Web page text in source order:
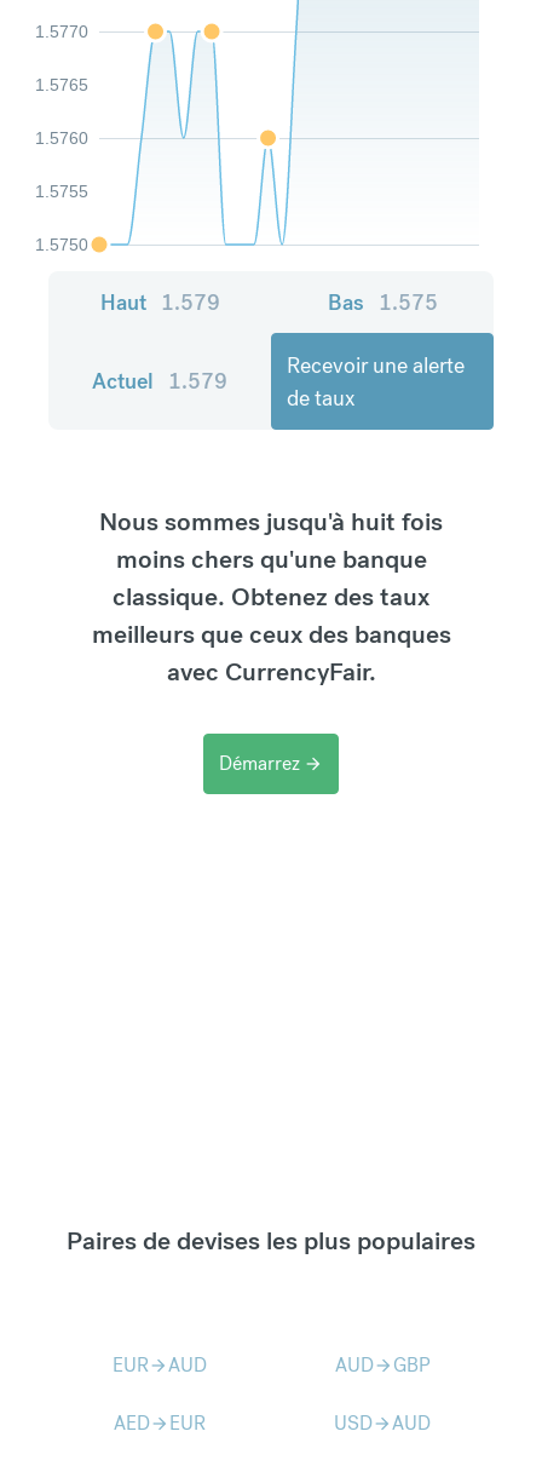
1.5750
1.5755
1.5760
1.5765
1.5770
Haut 1.579 Bas 1.575
Actuel 1.579
Recevoir une alerte
de taux
Nous sommes jusqu'à huit fois
moins chers qu'une banque
classique. Obtenez des taux
meilleurs que ceux des banques
avec CurrencyFair.
Démarrez arrow_forward
Paires de devises les plus populaires
EURarrow_forwardAUD AUDarrow_forward GBP
AEDarrow_forward EUR USDarrow_forwardAUD